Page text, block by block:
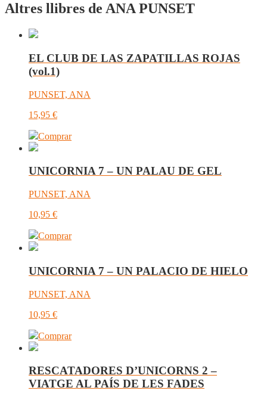
Altres llibres de ANA PUNSET
EL CLUB DE LAS ZAPATILLAS ROJAS
(vol.1)
PUNSET, ANA
15,95 €
Comprar
UNICORNIA 7 – UN PALAU DE GEL
PUNSET, ANA
10,95 €
Comprar
UNICORNIA 7 – UN PALACIO DE HIELO
PUNSET, ANA
10,95 €
Comprar
RESCATADORES D’UNICORNS 2 –
VIATGE AL PAÍS DE LES FADES